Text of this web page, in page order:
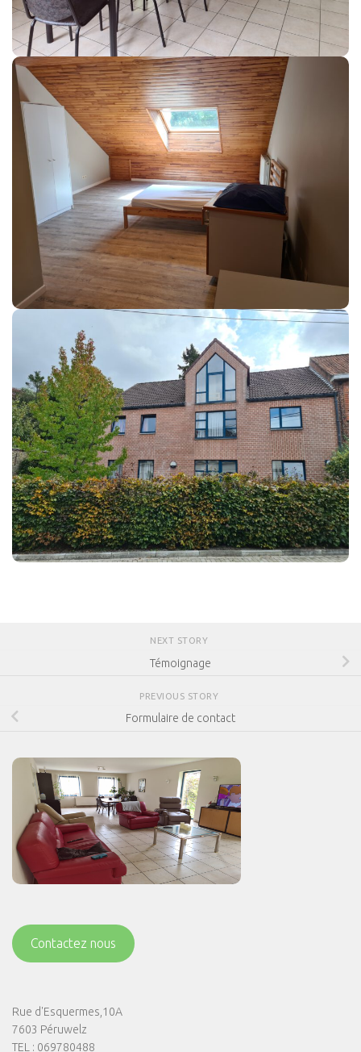
NEXT STORY
Témoignage
PREVIOUS STORY
Formulaire de contact
Contactez nous
Rue d'Esquermes,10A
7603 Péruwelz
TEL : 069780488